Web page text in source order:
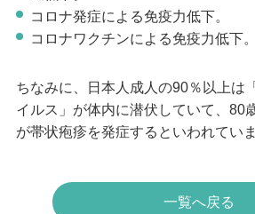
コロナ発症による免疫力低下。
コロナワクチンによる免疫力低下。
ちなみに、日本人成人の90％以上は
イルス」が体内に潜伏していて、80
が帯状疱疹を発症するといわれてい
一覧へ戻る